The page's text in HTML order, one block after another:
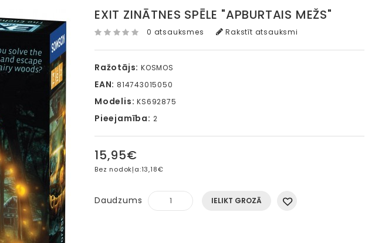
EXIT ZINĀTNES SPĒLE "APBURTAIS MEŽS"
0 atsauksmes Rakstīt atsauksmi
Ražotājs: KOSMOS
EAN: 814743015050
Modelis: KS692875
Pieejamība: 2
15,95€
Bez nodokļa:13,18€
Daudzums IELIKT GROZĀ